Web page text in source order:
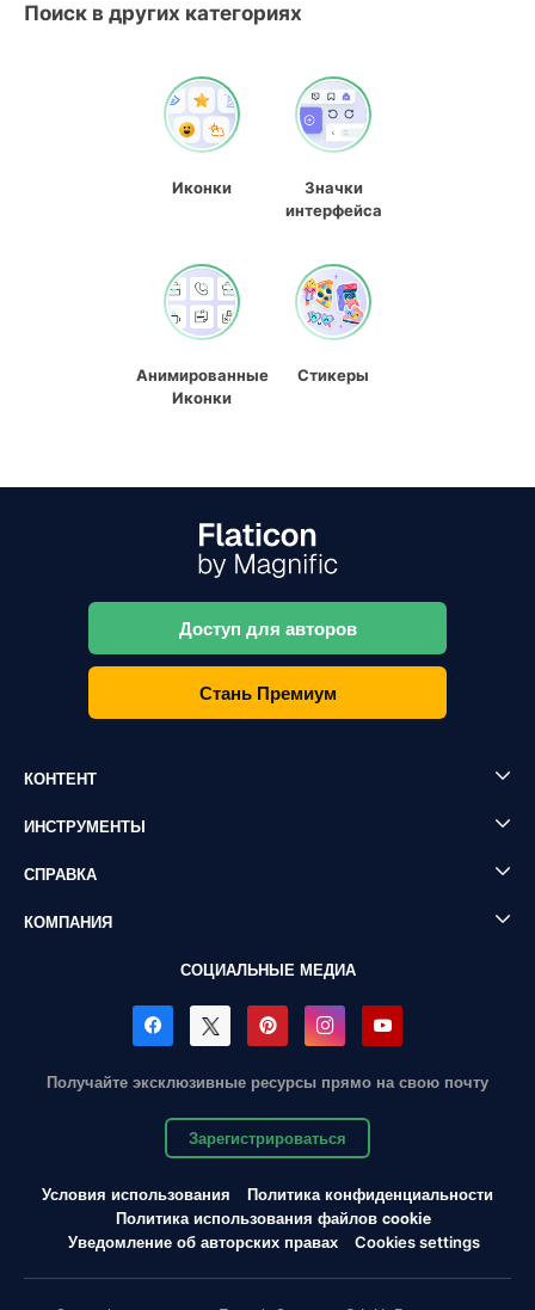
Поиск в других категориях
Иконки
Значки
интерфейса
Анимированные
Иконки
Стикеры
Доступ для авторов
Стань Премиум
КОНТЕНТ
ИНСТРУМЕНТЫ
СПРАВКА
КОМПАНИЯ
СОЦИАЛЬНЫЕ МЕДИА
Получайте эксклюзивные ресурсы прямо на свою почту
Зарегистрироваться
Условия использования
Политика конфиденциальности
Политика использования файлов cookie
Уведомление об авторских правах
Cookies settings